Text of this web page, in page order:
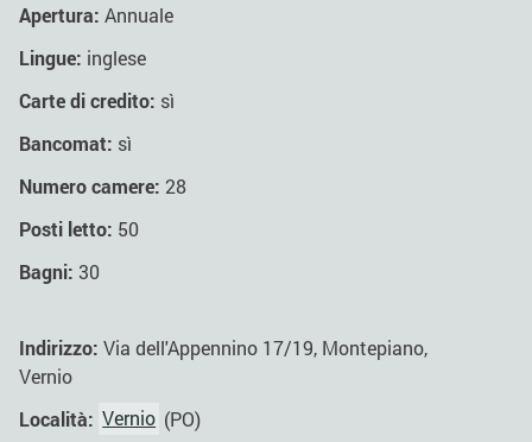
Apertura: Annuale
Lingue: inglese
Carte di credito: sì
Bancomat: sì
Numero camere: 28
Posti letto: 50
Bagni: 30
Indirizzo: Via dell'Appennino 17/19, Montepiano,
Vernio
Località: Vernio (PO)